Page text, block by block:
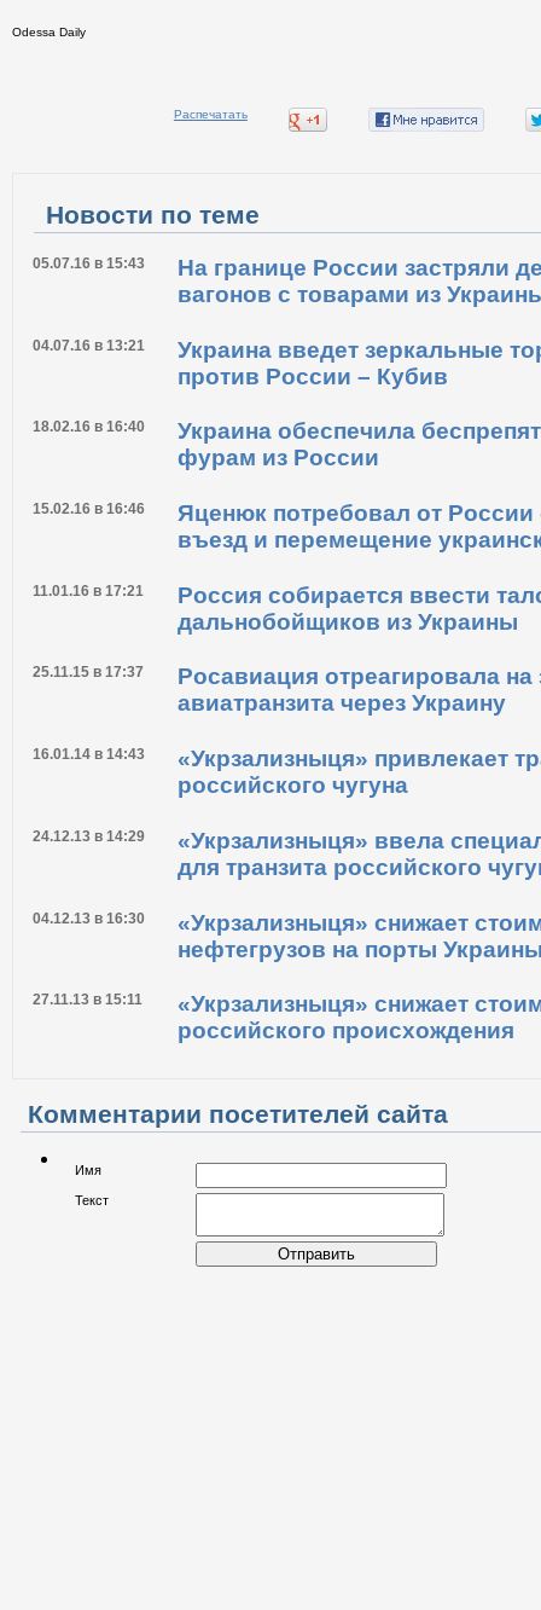
Odessa Daily
Распечатать
Новости по теме
05.07.16 в 15:43
На границе России застряли
вагонов с товарами из
04.07.16 в 13:21
Украина введет зеркальные
против России – Кубив
18.02.16 в 16:40
Украина обеспечила
фурам из России
15.02.16 в 16:46
Яценюк потребовал от России
въезд и перемещение
11.01.16 в 17:21
Россия собирается ввести
дальнобойщиков из Украины
25.11.15 в 17:37
Росавиация отреагировала на
авиатранзита через Украину
16.01.14 в 14:43
«Укрзализныця» привлекает
российского чугуна
24.12.13 в 14:29
«Укрзализныця» ввела
для транзита российского
04.12.13 в 16:30
«Укрзализныця» снижает
нефтегрузов на порты
27.11.13 в 15:11
«Укрзализныця» снижает
российского происхождения
Комментарии посетителей сайта
Имя
Текст
Отправить